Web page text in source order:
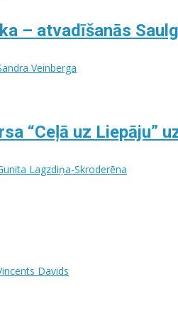
– atvadīšanās
Veinberga
“Ceļā uz Liepāju”
Lagzdiņa-Skroderēna
Davids